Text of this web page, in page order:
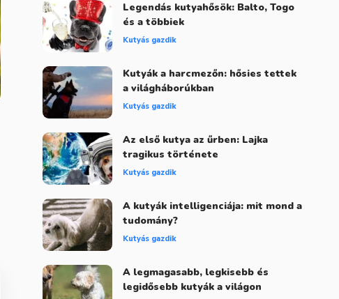
Legendás kutyahősök: Balto, Togo
és a többiek
Kutyás gazdik
Kutyák a harcmezőn: hősies tettek
a világháborúkban
Kutyás gazdik
Az első kutya az űrben: Lajka
tragikus története
Kutyás gazdik
A kutyák intelligenciája: mit mond a
tudomány?
Kutyás gazdik
A legmagasabb, legkisebb és
legidősebb kutyák a világon